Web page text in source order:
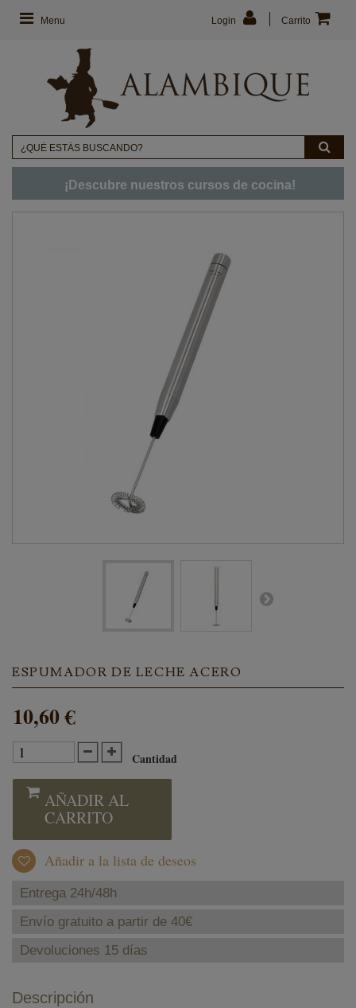
Menu Carrito
Login
¡Descubre nuestros cursos de cocina!
ESPUMADOR DE LECHE ACERO
10,60 €
Cantidad
AÑADIR AL
CARRITO
Añadir a la lista de deseos
Entrega 24h/48h
Envío gratuito a partir de 40€
Devoluciones 15 días
Descripción